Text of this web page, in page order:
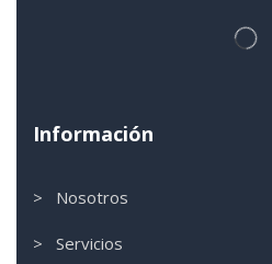
Información
> Nosotros
> Servicios